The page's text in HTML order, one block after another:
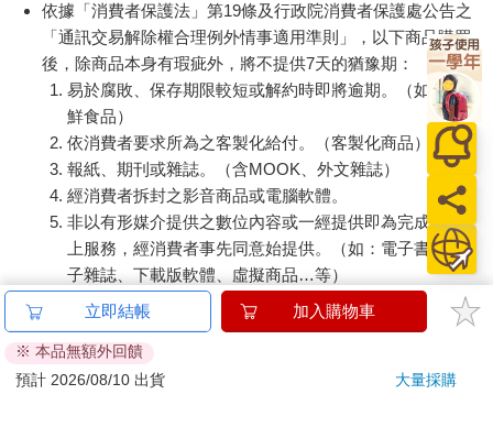
依據「消費者保護法」第19條及行政院消費者保護處公告之
「通訊交易解除權合理例外情事適用準則」，以下商品購買
後，除商品本身有瑕疵外，將不提供7天的猶豫期：
易於腐敗、保存期限較短或解約時即將逾期。（如：生
鮮食品）
依消費者要求所為之客製化給付。（客製化商品）
報紙、期刊或雜誌。（含MOOK、外文雜誌）
經消費者拆封之影音商品或電腦軟體。
非以有形媒介提供之數位內容或一經提供即為完成之線
上服務，經消費者事先同意始提供。（如：電子書、電
子雜誌、下載版軟體、虛擬商品…等）
已拆封之個人衛生用品。（如：內衣褲、刮鬍刀、除毛
刀…等）
若非上列種類商品，均享有到貨7天的猶豫期（含例假
日）。
立即結帳 加入購物車
※ 本品無額外回饋
預計 2026/08/10 出貨
大量採購